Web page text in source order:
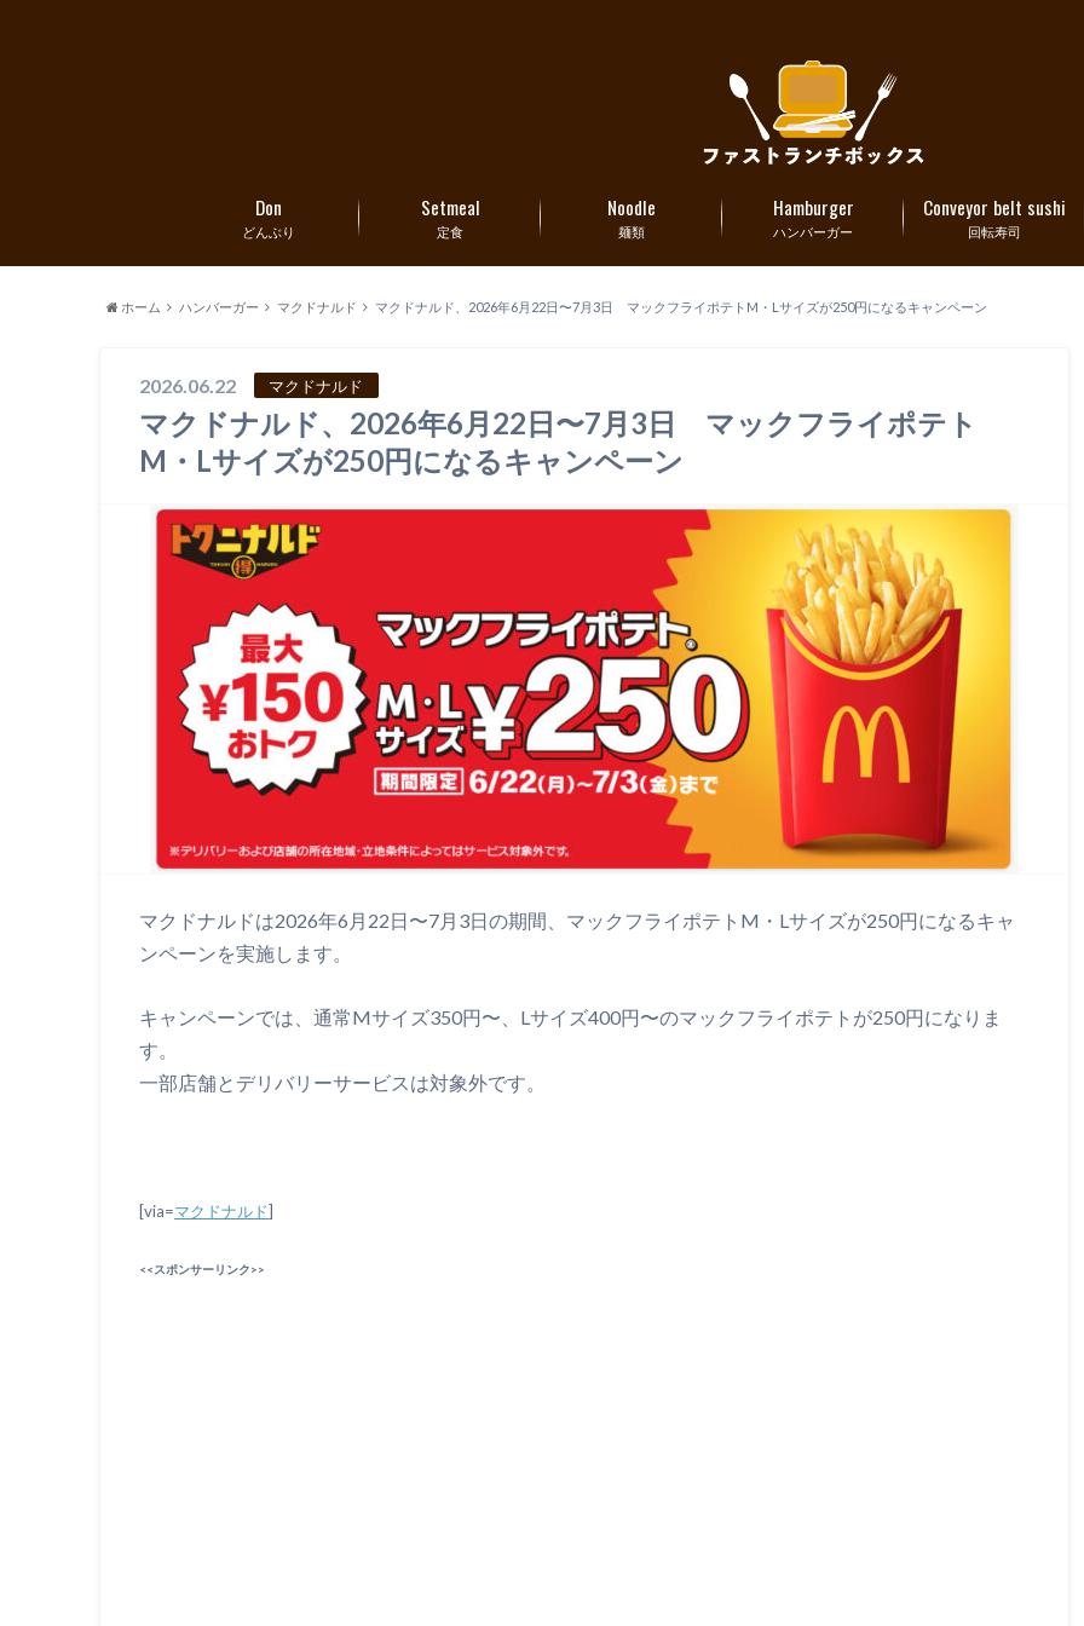
どんぶり
Don
定食
Setmeal
麺類
Noodle
ハンバーガー
Hamburger
回転寿司
Conveyor belt sushi
ホーム ハンバーガー マクドナルド マクドナルド、2026年6月22日〜7月3日 マックフライポテトM・Lサイズが250円になるキャンペーン
2026.06.22 マクドナルド
マクドナルド、2026年6月22日〜7月3日 マックフライポテト
M・Lサイズが250円になるキャンペーン
マクドナルドは2026年6月22日〜7月3日の期間、マックフライポテトM・Lサイズが250円になるキャ
ンペーンを実施します。
キャンペーンでは、通常Mサイズ350円〜、Lサイズ400円〜のマックフライポテトが250円になりま
す。
一部店舗とデリバリーサービスは対象外です。
[via=マクドナルド]
<<スポンサーリンク>>